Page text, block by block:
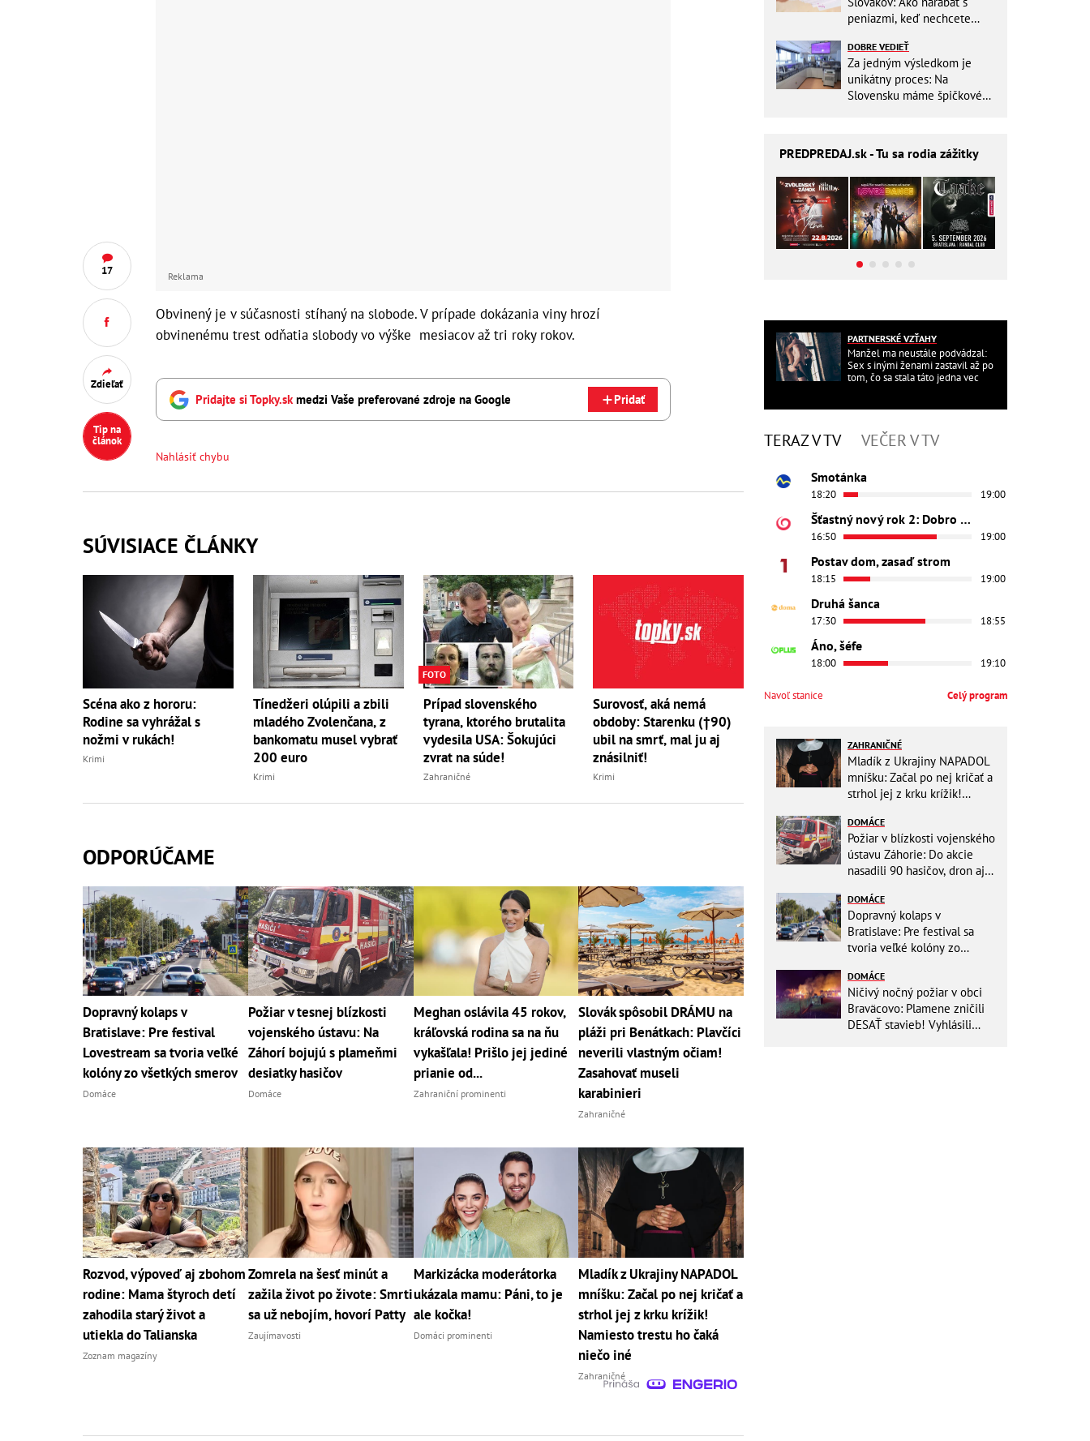
17
Zdieľať
Tip na
článok
Reklama
Obvinený je v súčasnosti stíhaný na slobode. V prípade dokázania viny hrozí
obvinenému trest odňatia slobody vo výške mesiacov až tri roky rokov.
Pridajte si Topky.skmedzi Vaše preferované zdroje na Google Pridať
Nahlásiť chybu
SÚVISIACE ČLÁNKY
Scéna ako z hororu:
Rodine sa vyhrážal s
nožmi v rukách!
Krimi
Tínedžeri olúpili a zbili
mladého Zvolenčana, z
bankomatu musel vybrať
200 euro
Krimi
FOTO
Prípad slovenského
tyrana, ktorého brutalita
vydesila USA: Šokujúci
zvrat na súde!
Zahraničné
Surovosť, aká nemá
obdoby: Starenku (†90)
ubil na smrť, mal ju aj
znásilniť!
Krimi
ODPORÚČAME
Dopravný kolaps v
Bratislave: Pre festival
Lovestream sa tvoria veľké
kolóny zo všetkých smerov
Domáce
Požiar v tesnej blízkosti
vojenského ústavu: Na
Záhorí bojujú s plameňmi
desiatky hasičov
Domáce
Meghan oslávila 45 rokov,
kráľovská rodina sa na ňu
vykašľala! Prišlo jej jediné
prianie od...
Zahraniční prominenti
Slovák spôsobil DRÁMU na
pláži pri Benátkach: Plavčíci
neverili vlastným očiam!
Zasahovať museli
karabinieri
Zahraničné
Rozvod, výpoveď aj zbohom
rodine: Mama štyroch detí
zahodila starý život a
utiekla do Talianska
Zoznam magazíny
Zomrela na šesť minút a
zažila život po živote: Smrti
sa už nebojím, hovorí Patty
Zaujímavosti
Markizácka moderátorka
ukázala mamu: Páni, to je
ale kočka!
Domáci prominenti
Mladík z Ukrajiny NAPADOL
mníšku: Začal po nej kričať a
strhol jej z krku krížik!
Namiesto trestu ho čaká
niečo iné
Zahraničné
peniazmi, keď nechcete
DOBRE VEDIEŤ
Za jedným výsledkom je
unikátny proces: Na
Slovensku máme špičkové
PREDPREDAJ.sk - Tu sa rodia zážitky
PARTNERSKÉ VZŤAHY
Manžel ma neustále podvádzal:
Sex s inými ženami zastavil až po
tom, čo sa stala táto jedna vec
TERAZ V TV VEČER V TV
Smotánka
18:20 19:00
Šťastný nový rok 2: Dobro došli
16:50 19:00
Postav dom, zasaď strom
18:15 19:00
Druhá šanca
17:30 18:55
Áno, šéfe
18:00 19:10
Navoľ stanice Celý program
ZAHRANIČNÉ
Mladík z Ukrajiny NAPADOL
mníšku: Začal po nej kričať a
strhol jej z krku krížik!
niečo iné
DOMÁCE
Požiar v blízkosti vojenského
ústavu Záhorie: Do akcie
nasadili 90 hasičov, dron aj
DOMÁCE
Dopravný kolaps v
Bratislave: Pre festival sa
tvoria veľké kolóny zo
DOMÁCE
Ničivý nočný požiar v obci
Braväcovo: Plamene zničili
DESAŤ stavieb! Vyhlásili